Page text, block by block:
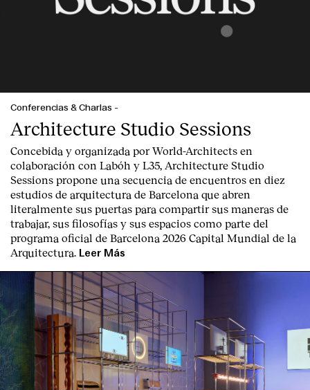
Contacto
Conferencias & Charlas -
Architecture Studio Sessions
Concebida y organizada por World-Architects en
colaboración con Labóh y L35, Architecture Studio
Sessions propone una secuencia de encuentros en diez
estudios de arquitectura de Barcelona que abren
literalmente sus puertas para compartir sus maneras de
trabajar, sus filosofías y sus espacios como parte del
programa oficial de Barcelona 2026 Capital Mundial de la
Arquitectura.
Leer Más